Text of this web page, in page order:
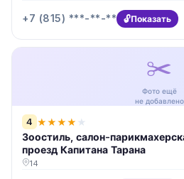
+7 (815) ***-**-** Показать
✂️
Фото ещё
не добавлено
4 ★★★★ ★
Зоостиль, салон-
проезд Капитана Тарана
14